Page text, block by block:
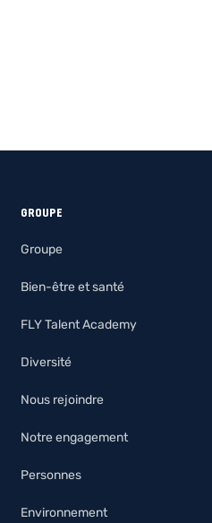
GROUPE
Groupe
Bien-être et santé
FLY Talent Academy
Diversité
Nous rejoindre
Notre engagement
Personnes
Environnement